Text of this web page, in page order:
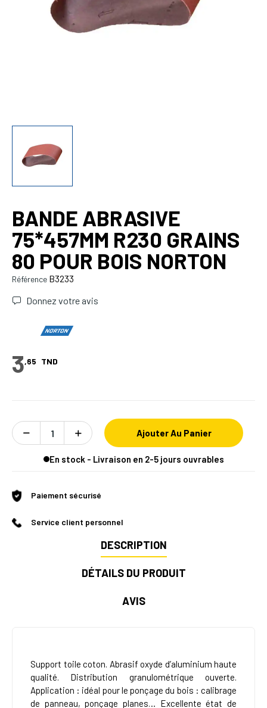
BANDE ABRASIVE
75*457MM R230 GRAINS
80 POUR BOIS NORTON
Référence B3233
Donnez votre avis
3,65 TND
Ajouter Au Panier
En stock - Livraison en 2-5 jours ouvrables
Paiement sécurisé
Service client personnel
DESCRIPTION
DÉTAILS DU PRODUIT
AVIS
Support toile coton. Abrasif oxyde d’aluminium haute
qualité. Distribution granulométrique ouverte.
Application : idéal pour le ponçage du bois : calibrage
de panneau, ponçage planes… Excellente état de